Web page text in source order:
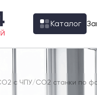
Каталог
с ЧПУ/CO2 станки по